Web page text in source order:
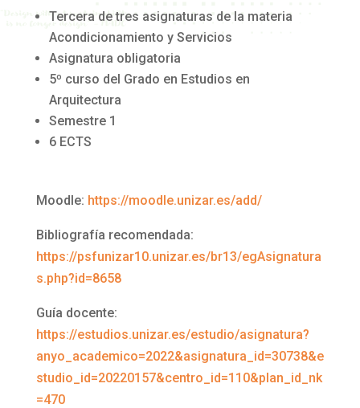
Tercera de tres asignaturas de la materia
Acondicionamiento y Servicios
Asignatura obligatoria
5º curso del Grado en Estudios en
Arquitectura
Semestre 1
6 ECTS
Moodle: https://moodle.unizar.es/add/
Bibliografía recomendada:
https://psfunizar10.unizar.es/br13/egAsignatura
s.php?id=8658
Guía docente:
https://estudios.unizar.es/estudio/asignatura?
anyo_academico=2022&asignatura_id=30738&e
studio_id=20220157&centro_id=110&plan_id_nk
=470